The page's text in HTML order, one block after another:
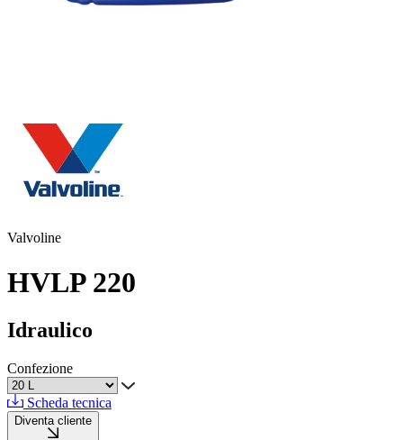
Valvoline
HVLP 220
Idraulico
Confezione
Scheda tecnica
Diventa cliente